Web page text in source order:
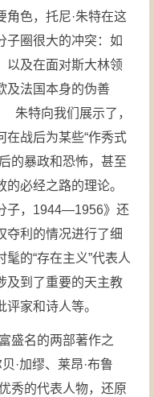
角色，托尼·朱特在这
子圈很大的冲突：如
以及在面对斯大林领
及法国本身的伪善
朱特向我们展示了，
在战后为某些“作秀式
的暴政和恐怖，甚至
必经之路的理论。
子，1944—1956》还
夺利的情况进行了细
的“存在主义”代表人
到了重要的天主教
家和诗人等。
盛名的两部著作之
·加缪、莱昂·布鲁
秀的代表人物，还原